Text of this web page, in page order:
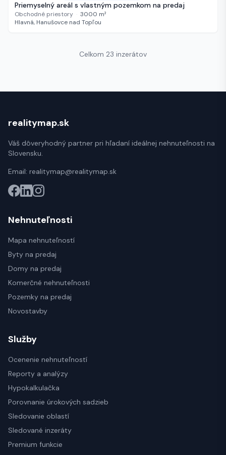
Priemyselný areál s vlastným pozemkom na predaj
Obchodné priestory · 3000 m²
Hlavná, Hanušovce nad Topľou
Celkom 23 inzerátov
realitymap.sk
Váš dôveryhodný partner pri hľadaní ideálnej nehnuteľnosti na
Slovensku.
Email: realitymap@realitymap.sk
Nehnuteľnosti
Mapa nehnuteľností
Byty na predaj
Domy na predaj
Komerčné nehnuteľnosti
Pozemky na predaj
Novostavby
Služby
Ocenenie nehnuteľností
Reporty a analýzy
Hypokalkulačka
Porovnanie úrokových sadzieb
Sledovanie oblastí
Sledované inzeráty
Premium funkcie